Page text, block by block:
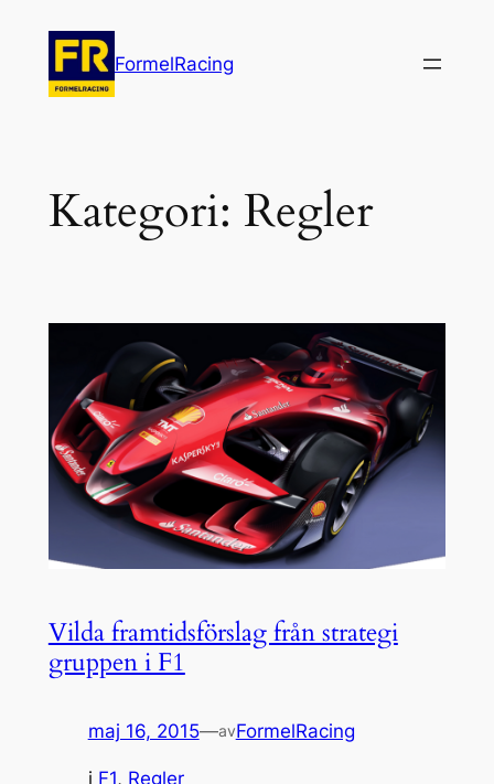
innehåll
FormelRacing
Kategori: Regler
Vilda framtidsförslag från strategi
gruppen i F1
maj 16, 2015—avFormelRacing
i F1, Regler